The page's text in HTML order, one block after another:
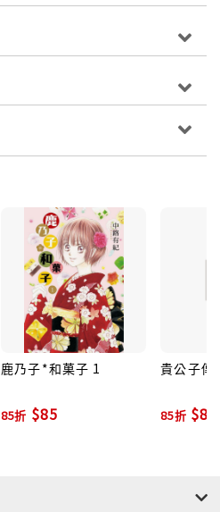
鹿乃子*和菓子 1
85折 $85
貴公子
85折 $85